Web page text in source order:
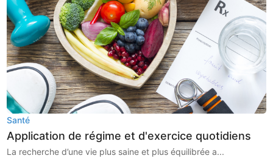
Santé
Application de régime et d'exercice quotidiens
La recherche d’une vie plus saine et plus équilibrée a...